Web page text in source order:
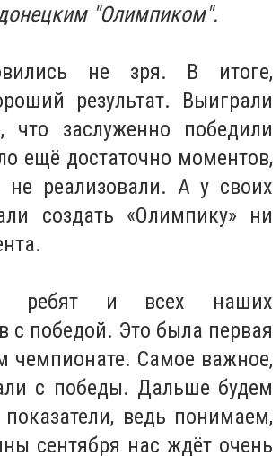
"Олимпиком".
не зря. В итоге,
результат. Выиграли
что заслуженно победили
ещё достаточно моментов,
реализовали. А у своих
создать «Олимпику» ни
ребят и всех наших
с победой. Это была первая
чемпионате. Самое важное,
с победы. Дальше будем
ведь понимаем,
сентября нас ждёт очень